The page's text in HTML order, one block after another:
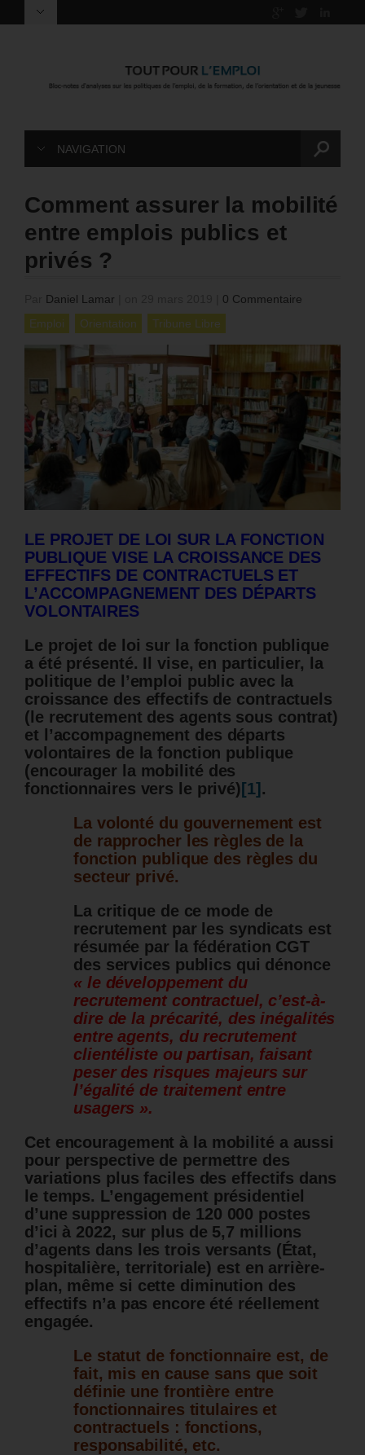
NAVIGATION
Comment assurer la mobilité
entre emplois publics et
privés ?
Daniel Lamar
0 Commentaire
Emploi
Orientation Tribune Libre
LE PROJET DE LOI SUR LA FONCTION
PUBLIQUE VISE LA CROISSANCE DES
EFFECTIFS DE CONTRACTUELS ET
L’ACCOMPAGNEMENT DES DÉPARTS
VOLONTAIRES
Le projet de loi sur la fonction publique
a été présenté. Il vise, en particulier, la
politique de l’emploi public avec la
croissance des effectifs de contractuels
( le recrutement des agents sous contrat)
et l’accompagnement des départs
volontaires de la fonction publique
(encourager la mobilité des
fonctionnaires vers le privé) [1] .
La volonté du gouvernement est
de rapprocher les règles de la
fonction publique des règles du
secteur privé.
La critique de ce mode de
recrutement par les syndicats est
résumée par la fédération CGT
des services publics qui dénonce
« le développement du
recrutement contractuel, c’est-à-
dire de la précarité, des inégalités
entre agents, du recrutement
clientéliste ou partisan, faisant
peser des risques majeurs sur
l’égalité de traitement entre
usagers ».
Cet encouragement à la mobilité a aussi
pour perspective de permettre des
variations plus faciles des effectifs dans
le temps. L’engagement présidentiel
d’une suppression de 120 000 postes
d’ici à 2022, sur plus de 5,7 millions
d’agents dans les trois versants (État,
hospitalière, territoriale) est en arrière-
plan, même si cette diminution des
effectifs n’a pas encore été réellement
engagée.
Le statut de fonctionnaire est, de
fait, mis en cause sans que soit
définie une frontière entre
fonctionnaires titulaires et
contractuels : fonctions,
responsabilité, etc.